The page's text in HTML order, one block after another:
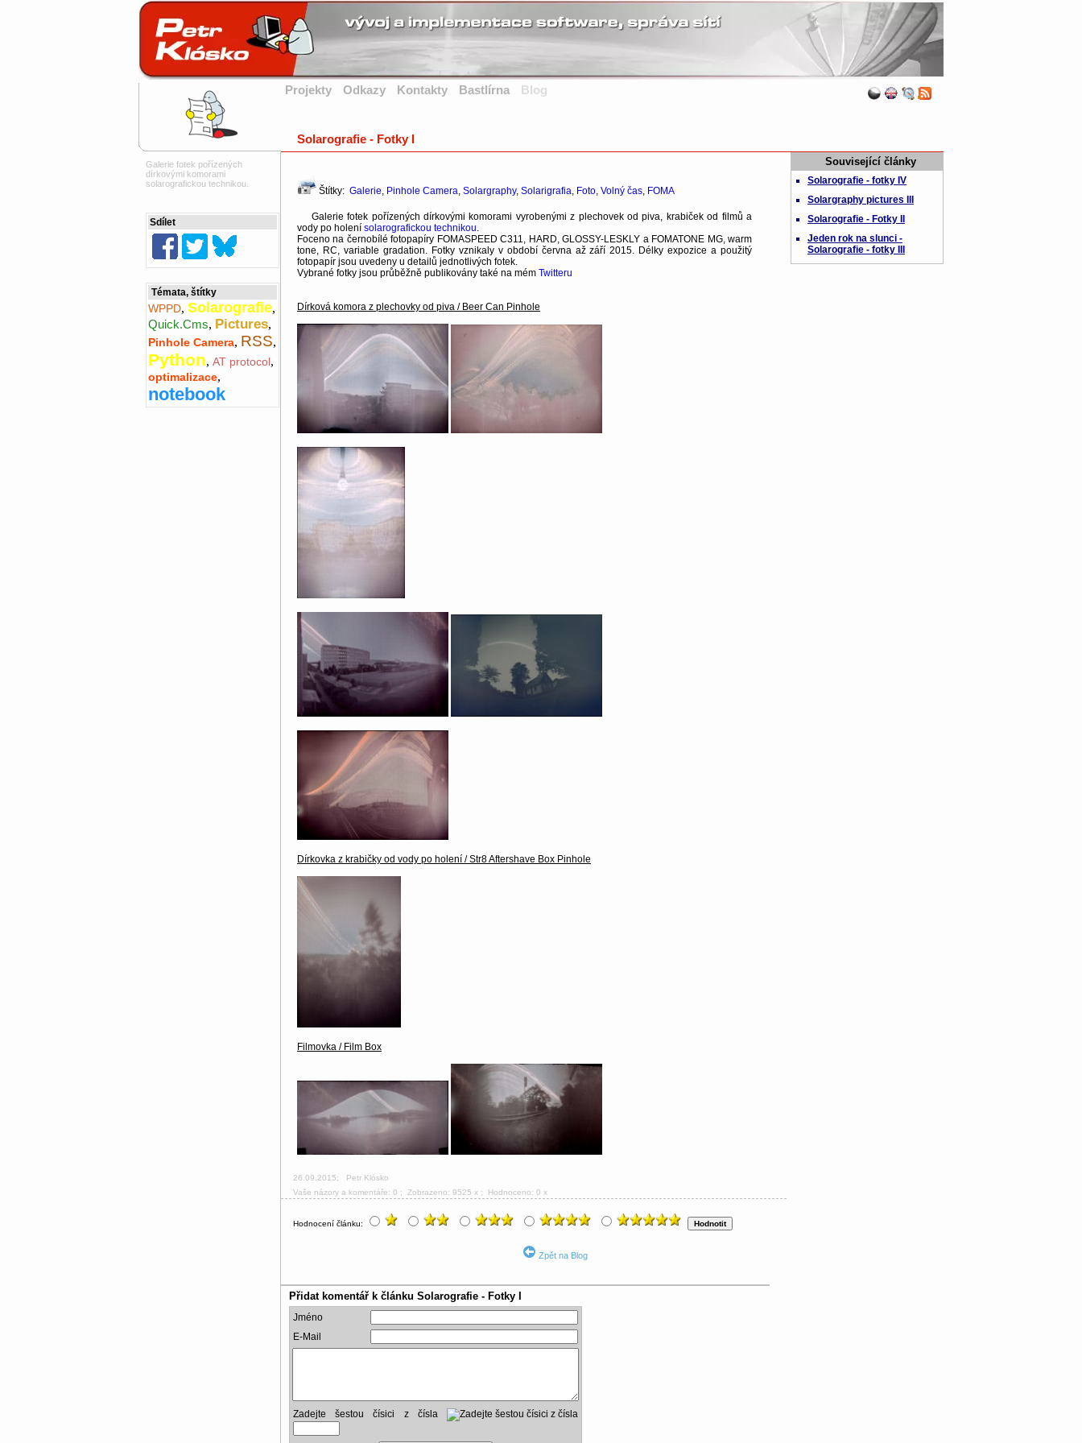
Projekty Odkazy Kontakty Bastlírna Blog
Solarografie - Fotky I
Galerie fotek pořízených
dírkovými komorami
solarografickou technikou.
Štítky: Galerie, Pinhole Camera, Solargraphy, Solarigrafia, Foto, Volný čas, FOMA
Galerie fotek pořízených dírkovými komorami vyrobenými z plechovek od piva, krabiček od filmů a
vody po holení solarografickou technikou.
Foceno na černobílé fotopapíry FOMASPEED C311, HARD, GLOSSY-LESKLY a FOMATONE MG, warm
tone, RC, variable gradation. Fotky vznikaly v období června až září 2015. Délky expozice a použitý
fotopapír jsou uvedeny u detailů jednotlivých fotek.
Vybrané fotky jsou průběžně publikovány také na mém Twitteru
Dírková komora z plechovky od piva / Beer Can Pinhole
Dírkovka z krabičky od vody po holení / Str8 Aftershave Box Pinhole
Filmovka / Film Box
26.09.2015; Petr Klósko
Vaše názory a komentáře: 0 ; Zobrazeno: 9525 x ; Hodnoceno: 0 x
Hodnocení článku:
Zpět na Blog
Přidat komentář k článku Solarografie - Fotky I
Jméno
E-Mail
Zadejte šestou čísici z čísla
Sdílet
Témata, štítky
WPPD, Solarografie,
Quick.Cms, Pictures,
Pinhole Camera, RSS,
Python, AT protocol,
optimalizace,
notebook
Související články
Solarografie - fotky IV
Solargraphy pictures III
Solarografie - Fotky II
Jeden rok na slunci -
Solarografie - fotky III